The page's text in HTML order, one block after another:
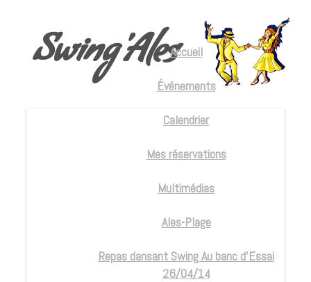
Swing'AlesAccueil
Événements
Calendrier
Mes réservations
Multimédias
Ales-Plage
Repas dansant Swing Au banc d’Essai
26/04/14